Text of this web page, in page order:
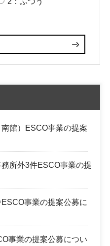
館）ESCO事業の提案
所外3件ESCO事業の提
事業の提案公募に
事業の提案公募につい